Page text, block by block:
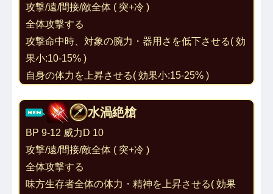
攻撃/遠/間接/敵全体 ( 突+冷 )
全体攻撃する
攻撃命中時、対象の腕力・器用さを低下させる( 効
果小:10-15% )
自身の体力を上昇させる( 効果小:15-25% )
水渦絶槍
BP 9-12 威力D 10
攻撃/遠/間接/敵全体 ( 突+冷 )
全体攻撃する
味方生存者全体の体力・精神を上昇させる( 効果